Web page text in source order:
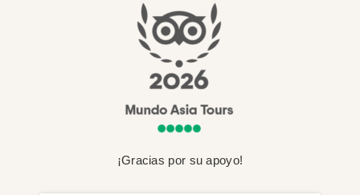
¡Gracias por su apoyo!